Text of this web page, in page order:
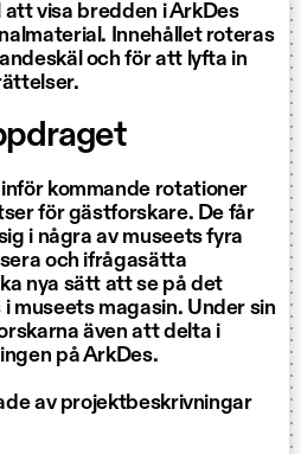
visa bredden i ArkDes
Innehållet roteras
och för att lyfta in
kommande rotationer
för gästforskare. De får
i några av museets fyra
och ifrågasätta
nya sätt att se på det
museets magasin. Under sin
även att delta i
på ArkDes.
av projektbeskrivningar